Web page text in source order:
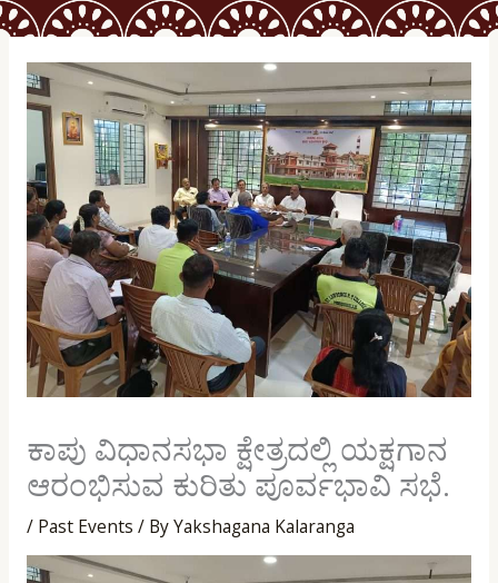
ಕಾಪು ವಿಧಾನಸಭಾ ಕ್ಷೇತ್ರದಲ್ಲಿ ಯಕ್ಷಗಾನ
ಆರಂಭಿಸುವ ಕುರಿತು ಪೂರ್ವಭಾವಿ ಸಭೆ.
/ Past Events / ByYakshagana Kalaranga